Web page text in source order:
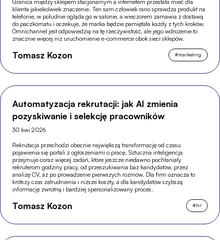
Granica między sklepem stacjonarnym a internetem przestała mieć dla
klienta jakiekolwiek znaczenie. Ten sam człowiek rano sprawdza produkt na
telefonie, w południe ogląda go w salonie, a wieczorem zamawia z dostawą
do paczkomatu i oczekuje, że marka będzie pamiętała każdy z tych kroków.
Omnichannel jest odpowiedzią na tę rzeczywistość, ale jego wdrożenie to
znacznie więcej niż uruchomienie e-commerce obok sieci sklepów.
Tomasz Kozon #marketing
Automatyzacja rekrutacji: jak AI zmienia
pozyskiwanie i selekcję pracowników
30 kwi 2026
Rekrutacja przechodzi obecnie największą transformację od czasu
pojawienia się portali z ogłoszeniami o pracę. Sztuczna inteligencja
przejmuje coraz więcej zadań, które jeszcze niedawno pochłaniały
rekruterom godziny pracy, od przeszukiwania baz kandydatów, przez
analizę CV, aż po prowadzenie pierwszych rozmów. Dla firm oznacza to
krótszy czas zatrudnienia i niższe koszty, a dla kandydatów szybszą
informację zwrotną i bardziej spersonalizowany proces.
Tomasz Kozon #hr